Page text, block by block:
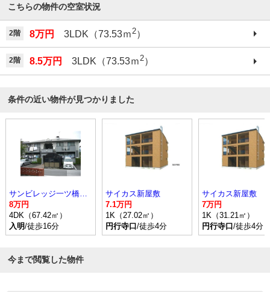
こちらの物件の空室状況
2階 8万円 3LDK（73.53ｍ2）
2階 8.5万円 3LDK（73.53ｍ2）
条件の近い物件が見つかりました
サンビレッジ一ツ橋 A
8万円
4DK（67.42㎡）
入明/徒歩16分
サイカス新屋敷
7.1万円
1K（27.02㎡）
円行寺口/徒歩4分
サイカス新屋敷
7万円
1K（31.21㎡）
円行寺口/徒歩4分
今まで閲覧した物件